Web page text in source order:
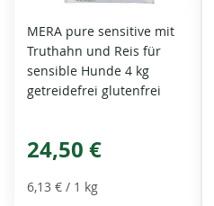
MERA pure sensitive mit
Truthahn und Reis für
sensible Hunde 4 kg
getreidefrei glutenfrei
24,50 €
6,13 € / 1 kg